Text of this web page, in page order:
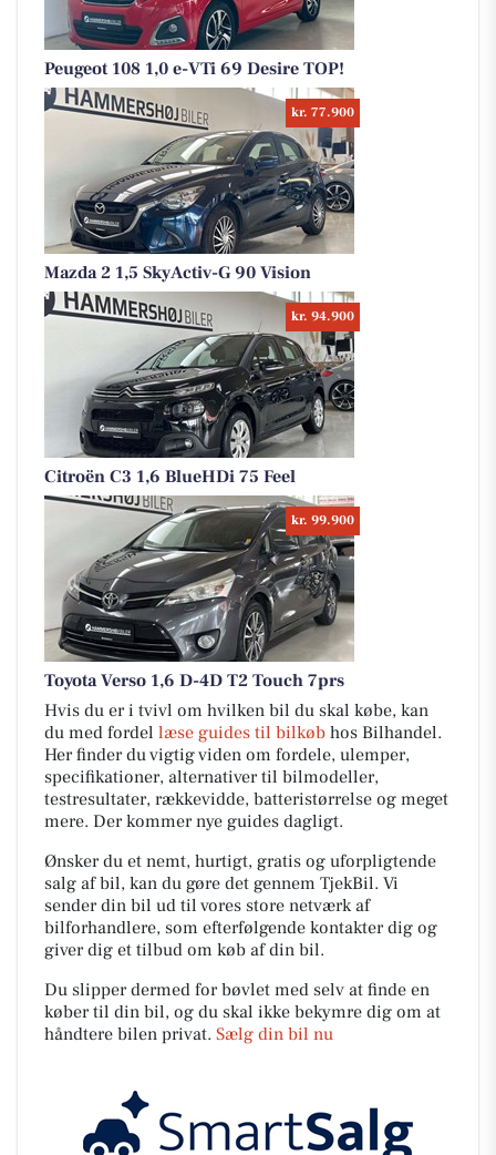
Peugeot 108 1,0 e-VTi 69 Desire TOP!
kr. 77.900
Mazda 2 1,5 SkyActiv-G 90 Vision
kr. 94.900
Citroën C3 1,6 BlueHDi 75 Feel
kr. 99.900
Toyota Verso 1,6 D-4D T2 Touch 7prs
Hvis du er i tvivl om hvilken bil du skal købe, kan
du med fordel læse guides til bilkøb hos Bilhandel.
Her finder du vigtig viden om fordele, ulemper,
specifikationer, alternativer til bilmodeller,
testresultater, rækkevidde, batteristørrelse og meget
mere. Der kommer nye guides dagligt.
Ønsker du et nemt, hurtigt, gratis og uforpligtende
salg af bil, kan du gøre det gennem TjekBil. Vi
sender din bil ud til vores store netværk af
bilforhandlere, som efterfølgende kontakter dig og
giver dig et tilbud om køb af din bil.
Du slipper dermed for bøvlet med selv at finde en
køber til din bil, og du skal ikke bekymre dig om at
håndtere bilen privat. Sælg din bil nu